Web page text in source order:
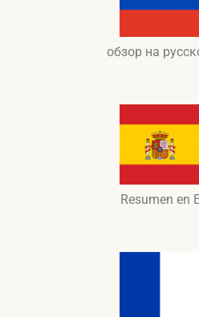
обзор на
Resumen​ en